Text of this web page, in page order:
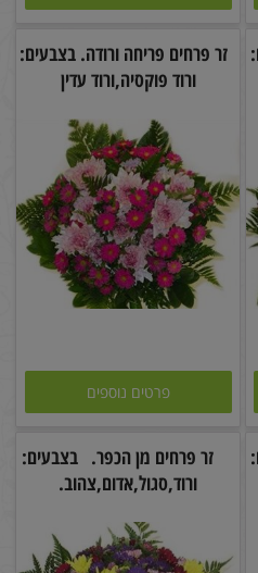
זר פרחים פריחה ורודה. בצבעים:
ורוד פוקסיה,ורוד עדין
פרטים נוספים
זר פרחים מן הכפר. בצבעים:
ורוד,סגול,אדום,צהוב.